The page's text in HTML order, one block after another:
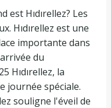
est Hıdırellez? Les
Hıdırellez est une
importante dans
du
Hıdırellez, la
journée spéciale.
souligne l'éveil de